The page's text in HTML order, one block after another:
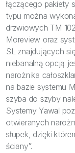
łączącego pakiety
typu można
drzwiowych TM
Moreview oraz
SL znajdujących
niebanalną opcją
narożnika
na bazie systemu
szyba do szyby
Systemy Yawal
otwieranych
słupek, dzięki
ściany”.